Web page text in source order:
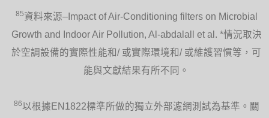
85資料來源–Impact of Air-Conditioning filters on Microbial
Growth and Indoor Air Pollution, Al-abdalall et al. *情況取決
於空調設備的實際性能和/ 或實際環境和/ 或維護習慣等，可
能與文獻結果有所不同。
86以根據EN1822標準所做的獨立外部濾網測試為基準。關